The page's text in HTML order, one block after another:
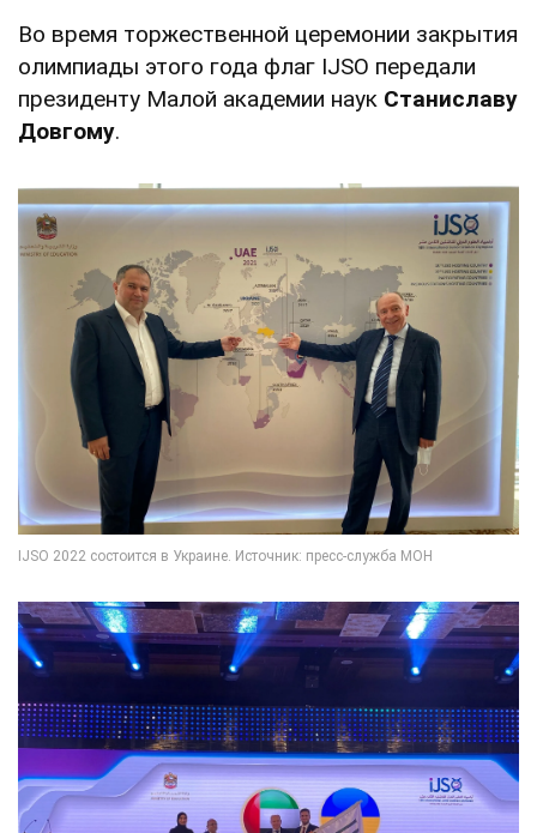
Во время торжественной церемонии закрытия
олимпиады этого года флаг IJSO передали
президенту Малой академии наук Станиславу
Довгому.